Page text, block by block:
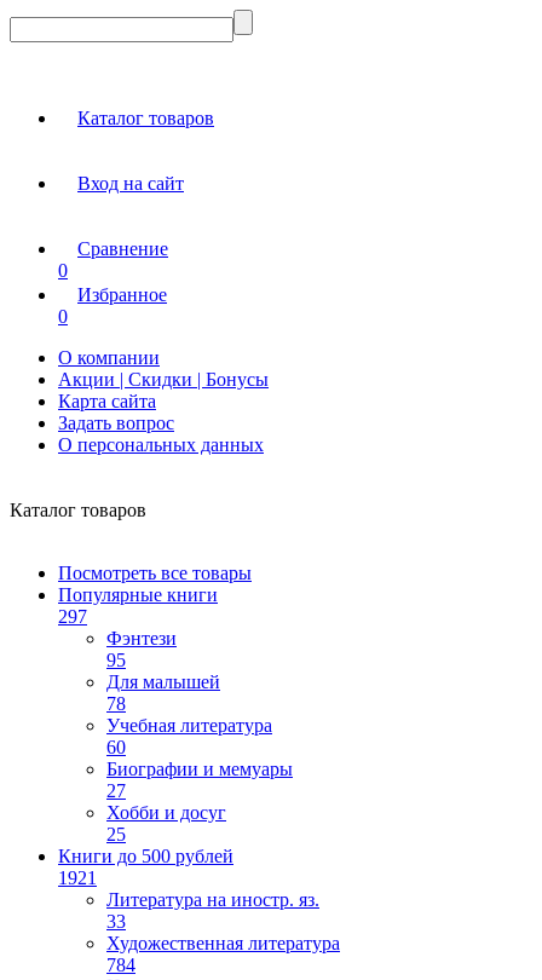
Каталог товаров
Вход на сайт
Сравнение
0
Избранное
0
О компании
Акции | Скидки | Бонусы
Карта сайта
Задать вопрос
О персональных данных
Каталог товаров
Посмотреть все товары
Популярные книги
297
Фэнтези
95
Для малышей
78
Учебная литература
60
Биографии и мемуары
27
Хобби и досуг
25
Книги до 500 рублей
1921
Литература на иностр. яз.
33
Художественная литература
784